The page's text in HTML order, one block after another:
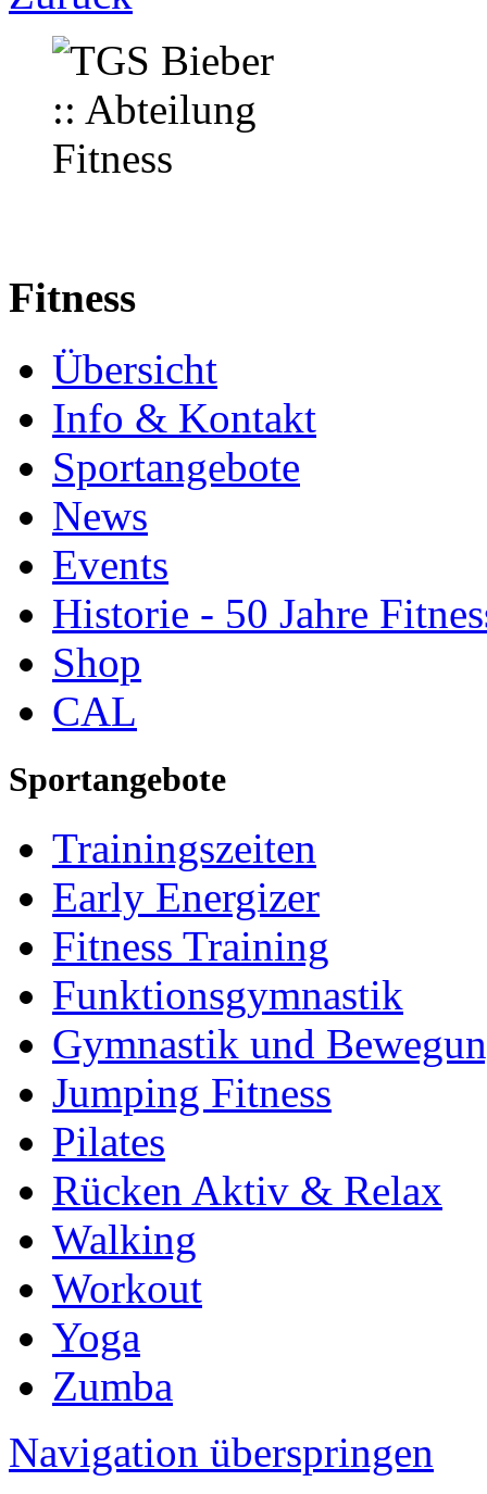
Fitness
Übersicht
Info & Kontakt
Sportangebote
News
Events
Historie - 50 Jahre
Shop
CAL
Sportangebote
Trainingszeiten
Early Energizer
Fitness Training
Funktionsgymnastik
Gymnastik und
Jumping Fitness
Pilates
Rücken Aktiv & Relax
Walking
Workout
Yoga
Zumba
Navigation überspringen